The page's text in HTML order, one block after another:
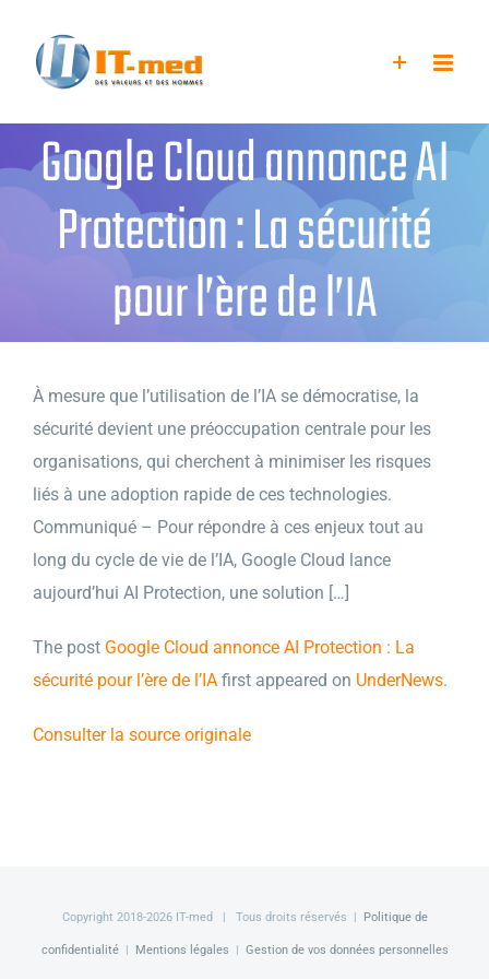
contenu
Google Cloud annonce AI
Protection : La sécurité
pour l’ère de l’IA
À mesure que l’utilisation de l’IA se démocratise, la
sécurité devient une préoccupation centrale pour les
organisations, qui cherchent à minimiser les risques
liés à une adoption rapide de ces technologies.
Communiqué – Pour répondre à ces enjeux tout au
long du cycle de vie de l’IA, Google Cloud lance
aujourd’hui AI Protection, une solution […]
The post Google Cloud annonce AI Protection : La
sécurité pour l’ère de l’IA first appeared on UnderNews.
Consulter la source originale
Copyright 2018-2026 IT-med | Tous droits réservés | Politique de
confidentialité| Mentions légales | Gestion de vos données personnelles